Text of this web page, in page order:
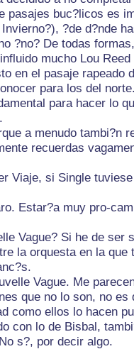
pasajes buc?licos es
?de d?nde
?no? De todas
mucho Lou
en el pasaje rapeado
para los del
para hacer lo
a menudo tambi?n
recuerdas
Viaje, si Single
Estar?a muy pro-
Vague? Si he de ser
la orquesta en la que
Vague. Me
que no lo son, no es
como ellos lo hacen
con lo de Bisbal,
s?, por decir algo.